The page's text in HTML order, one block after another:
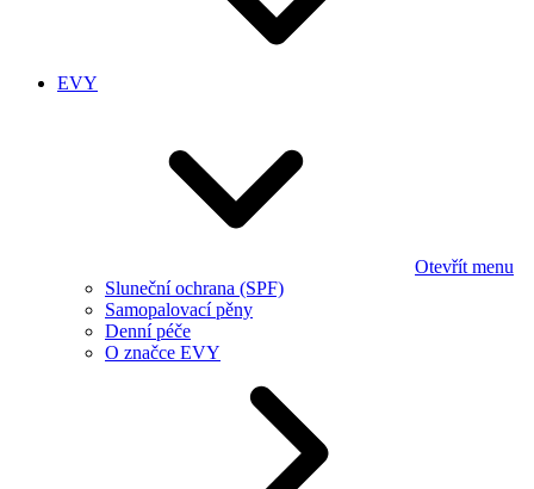
EVY
Otevřít menu
Sluneční ochrana (SPF)
Samopalovací pěny
Denní péče
O značce EVY